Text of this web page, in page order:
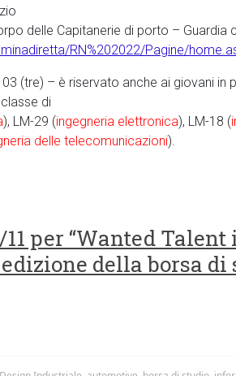
delle Capitanerie di porto – Guardia
RN%202022/Pagine/
(tre) – è riservato anche ai giovani in
di
), LM-29 (ingegneria elettronica), LM-18 (
delle telecomunicazioni).
per “Wanted Talent
della borsa di